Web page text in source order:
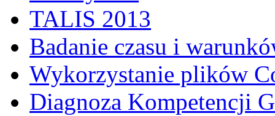
TALIS 2013
Badanie czasu i
Wykorzystanie plików
Diagnoza Kompetencji